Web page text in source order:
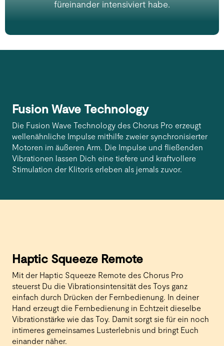
füreinander intensiviert habe.
Fusion Wave Technology
Die Fusion Wave Technology des Chorus Pro erzeugt
wellenähnliche Impulse mithilfe zweier synchronisierter
Motoren im äußeren Arm. Die Impulse und fließenden
Vibrationen lassen Dich eine tiefere und kraftvollere
Stimulation der Klitoris erleben als jemals zuvor.
Haptic Squeeze Remote
Mit der Haptic Squeeze Remote des Chorus Pro
steuerst Du die Vibrationsintensität des Toys ganz
einfach durch Drücken der Fernbedienung. In deiner
Hand erzeugt die Fernbedienung in Echtzeit dieselbe
Vibrationstärke wie das Toy. Damit sorgt sie für ein noch
intimeres gemeinsames Lusterlebnis und bringt Euch
einander näher.